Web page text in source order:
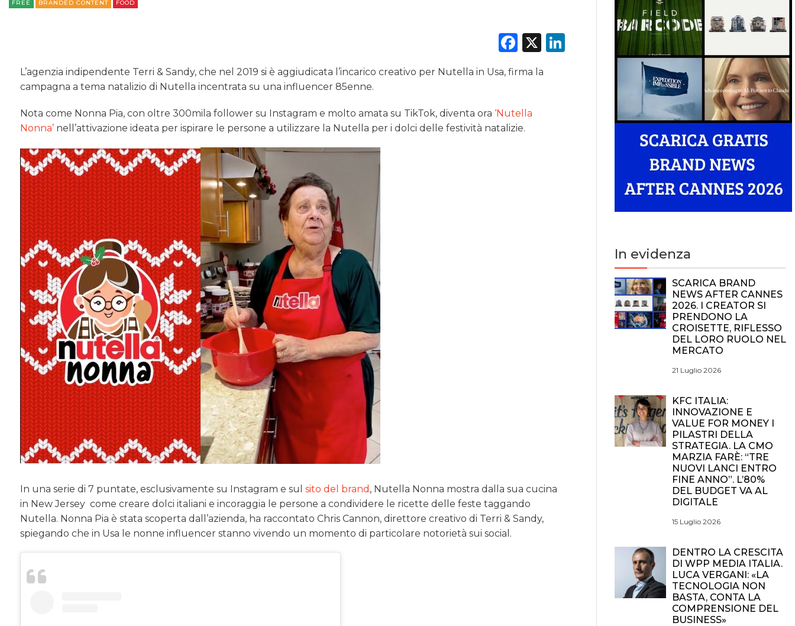
FREE BRANDED CONTENT FOOD
Facebook
X LinkedIn
L’agenzia indipendente Terri & Sandy, che nel 2019 si è aggiudicata l’incarico creativo per Nutella in Usa, firma la
campagna a tema natalizio di Nutella incentrata su una influencer 85enne.
Nota come Nonna Pia, con oltre 300mila follower su Instagram e molto amata su TikTok, diventa ora ‘Nutella
Nonna’ nell’attivazione ideata per ispirare le persone a utilizzare la Nutella per i dolci delle festività natalizie.
In una serie di 7 puntate, esclusivamente su Instagram e sulsito del brand , Nutella Nonna mostra dalla sua cucina
in New Jersey come creare dolci italiani e incoraggia le persone a condividere le ricette delle feste taggando
Nutella. Nonna Pia è stata scoperta dall’azienda, ha raccontato Chris Cannon, direttore creativo di Terri & Sandy,
spiegando che in Usa le nonne influencer stanno vivendo un momento di particolare notorietà sui social.
In evidenza
SCARICA BRAND
NEWS AFTER CANNES
2026. I CREATOR SI
PRENDONO LA
CROISETTE, RIFLESSO
DEL LORO RUOLO NEL
MERCATO
21 Luglio 2026
KFC ITALIA:
INNOVAZIONE E
VALUE FOR MONEY I
PILASTRI DELLA
STRATEGIA. LA CMO
MARZIA FARÈ: “TRE
NUOVI LANCI ENTRO
FINE ANNO”. L’80%
DEL BUDGET VA AL
DIGITALE
15 Luglio 2026
DENTRO LA CRESCITA
DI WPP MEDIA ITALIA.
LUCA VERGANI: «LA
TECNOLOGIA NON
BASTA, CONTA LA
COMPRENSIONE DEL
BUSINESS»